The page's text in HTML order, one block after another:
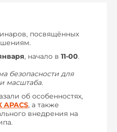
посвящённых
, начало в 11-00.
безопасности для
масштаба.
об особенностях,
APACS, а также
внедрения на